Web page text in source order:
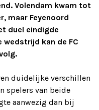
Volendam kwam tot
maar Feyenoord
duel eindigde
wedstrijd kan de FC
duidelijke verschillen
spelers van beide
aanwezig dan bij